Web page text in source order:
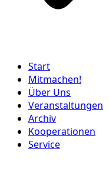
Start
Mitmachen!
Über Uns
Veranstaltungen
Archiv
Kooperationen
Service